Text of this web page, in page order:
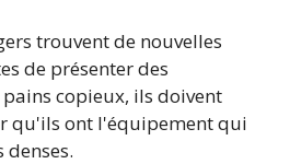
trouvent de nouvelles
de présenter des
copieux, ils doivent
qu'ils ont l'équipement qui
denses.